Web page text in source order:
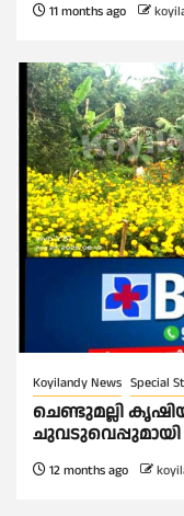
11 months ago
Koyilandy News Special
ചെണ്ടുമല്ലി
12 months ago